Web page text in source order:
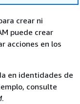
crear ni
puede crear
acciones en los
en identidades de
consulte
.